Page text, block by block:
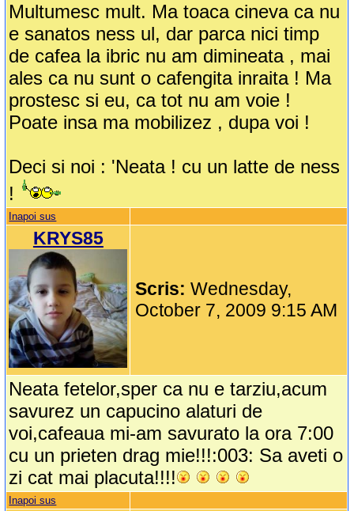
Multumesc mult. Ma toaca cineva ca nu
e sanatos ness ul, dar parca nici timp
de cafea la ibric nu am dimineata , mai
ales ca nu sunt o cafengita inraita ! Ma
prostesc si eu, ca tot nu am voie !
Poate insa ma mobilizez , dupa voi !
Deci si noi : 'Neata ! cu un latte de ness
!
Inapoi sus
KRYS85
Scris:Wednesday,
October 7, 2009 9:15 AM
Neata fetelor,sper ca nu e tarziu,acum
savurez un capucino alaturi de
voi,cafeaua mi-am savurato la ora 7:00
cu un prieten drag mie!!!:003: Sa aveti o
zi cat mai placuta!!!!
Inapoi sus